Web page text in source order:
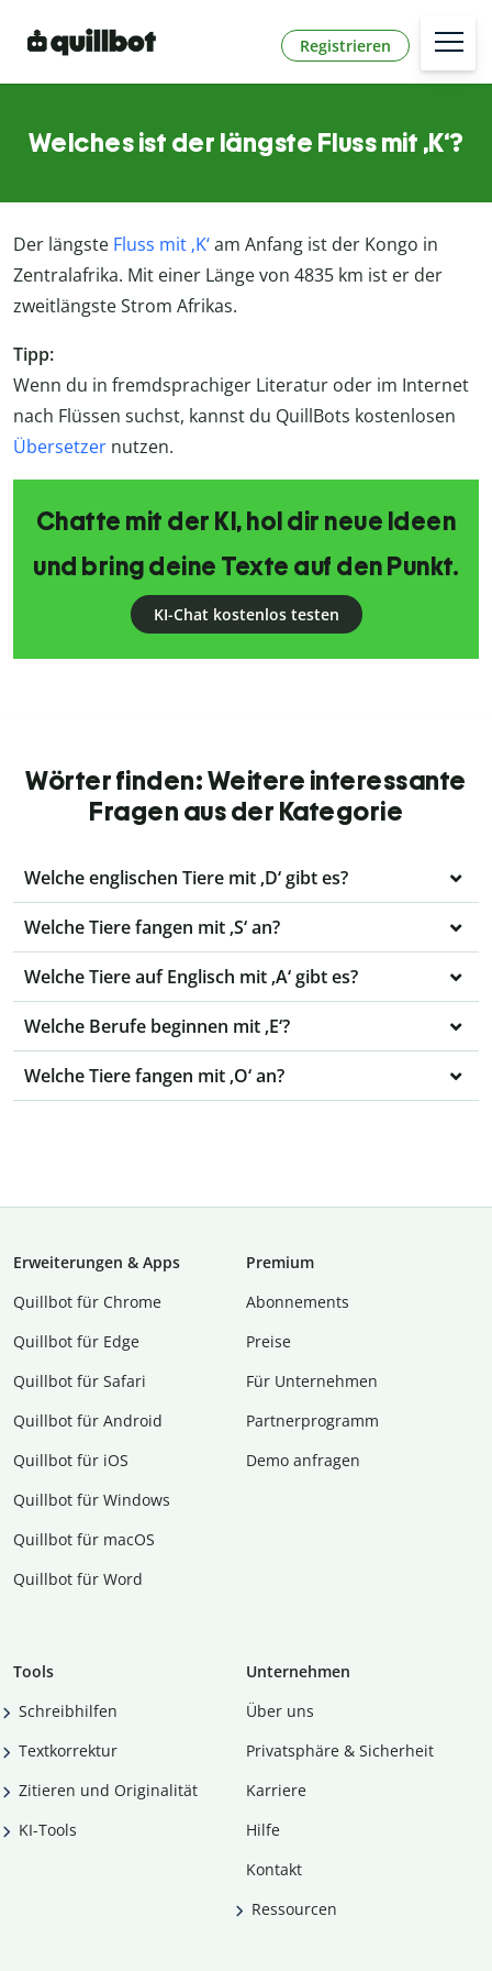
Registrieren
Welches ist der längste Fluss mit ‚K‘?
Der längste Fluss mit ‚K‘am Anfang ist der Kongo in
Zentralafrika. Mit einer Länge von 4835 km ist er der
zweitlängste Strom Afrikas.
Tipp:
Wenn du in fremdsprachiger Literatur oder im Internet
nach Flüssen suchst, kannst du QuillBots kostenlosen
Übersetzer nutzen.
Chatte mit der KI, hol dir neue Ideen
und bring deine Texte auf den Punkt.
KI-Chat kostenlos testen
Wörter finden: Weitere interessante
Fragen aus der Kategorie
Welche englischen Tiere mit ‚D‘ gibt es?
Welche Tiere fangen mit ‚S‘ an?
Welche Tiere auf Englisch mit ‚A‘ gibt es?
Welche Berufe beginnen mit ‚E‘?
Welche Tiere fangen mit ‚O‘ an?
Erweiterungen & Apps
Quillbot für Chrome
Quillbot für Edge
Quillbot für Safari
Quillbot für Android
Quillbot für iOS
Quillbot für Windows
Quillbot für macOS
Quillbot für Word
Premium
Abon­ne­ments
Preise
Für Unternehmen
Partnerprogramm
Demo anfragen
Tools
Schreibhilfen
Textkorrektur
Zitieren und Originalität
KI-Tools
Unternehmen
Über uns
Privatsphäre & Sicherheit
Karriere
Hilfe
Kontakt
Ressourcen